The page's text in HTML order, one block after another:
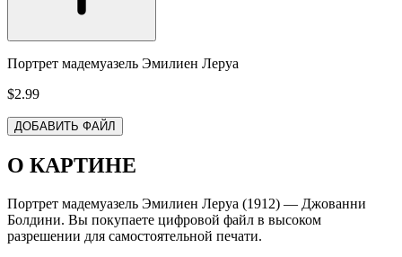
Портрет мадемуазель Эмилиен Леруа
$2.99
ДОБАВИТЬ ФАЙЛ
О КАРТИНЕ
Портрет мадемуазель Эмилиен Леруа (1912) — Джованни
Болдини. Вы покупаете цифровой файл в высоком
разрешении для самостоятельной печати.